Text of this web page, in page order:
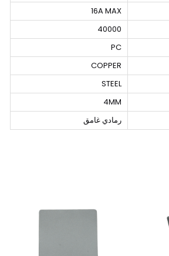
16A MAX
40000
PC
COPPER
STEEL
4MM
رمادي غامق